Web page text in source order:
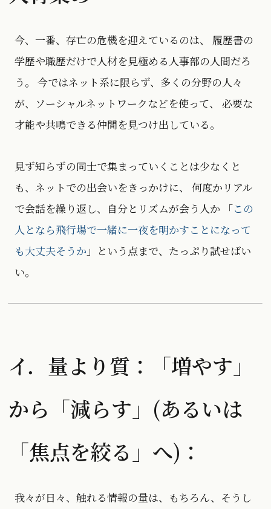
今、一番、存亡の危機を迎えているのは、 履歴書の
学歴や職歴だけで人材を見極める人事部の人間だろ
う。 今ではネット系に限らず、多くの分野の人々
が、ソーシャルネットワークなどを使って、 必要な
才能や共鳴できる仲間を見つけ出している。
見ず知らずの同士で集まっていくことは少なくと
も、ネットでの出会いをきっかけに、 何度かリアル
で会話を繰り返し、自分とリズムが会う人か 「この
人となら飛行場で一緒に一夜を明かすことになって
も大丈夫そうか 」という点まで、たっぷり試せばい
い。
イ．量より質：「増やす」
から「減らす」(あるいは
「焦点を絞る」へ)：
我々が日々、触れる情報の量は、もちろん、そうし